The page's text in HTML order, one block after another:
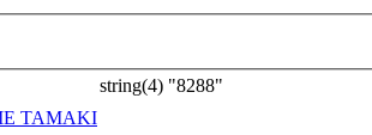
string(4) "8288"
TAMAKI